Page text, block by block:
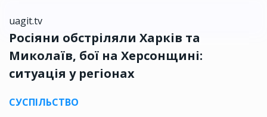
uagit.tv
Росіяни обстріляли Харків та
Миколаїв, бої на Херсонщині:
ситуація у регіонах
СУСПІЛЬСТВО